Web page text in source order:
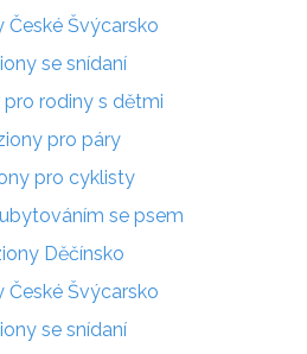
České Švýcarsko
se snídaní
pro rodiny s dětmi
pro páry
pro cyklisty
se psem
Děčínsko
České Švýcarsko
se snídaní